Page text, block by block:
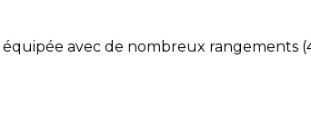
avec de nombreux rangements